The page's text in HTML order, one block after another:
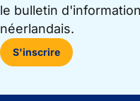
le bulletin
néerlandais.
S'inscrire